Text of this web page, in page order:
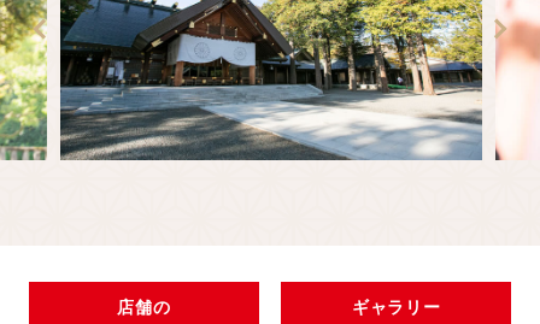
店舗の
ギャラリー